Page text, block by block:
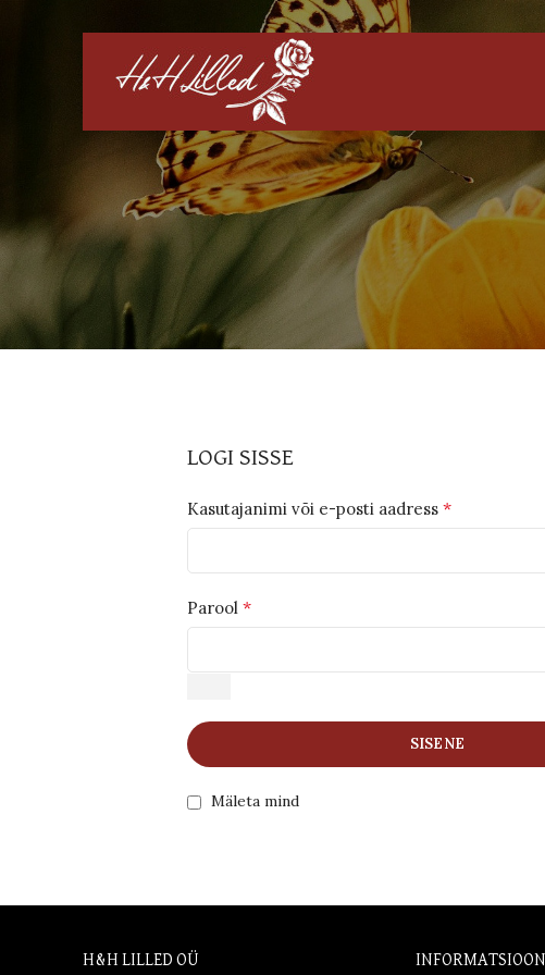
LOGI SISSE
Kasutajanimi või e-posti aadress *
Parool *
SISENE
Mäleta mind
H&H LILLED OÜ INFORMATSIOON